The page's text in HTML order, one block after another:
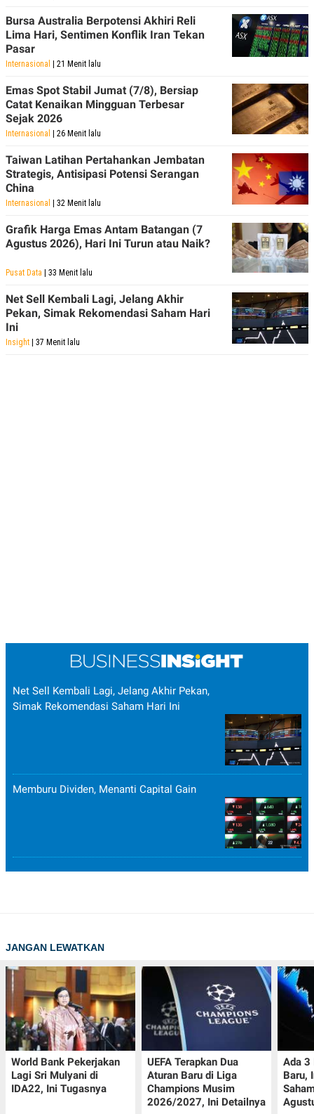
Bursa Australia Berpotensi Akhiri Reli
Lima Hari, Sentimen Konflik Iran Tekan
Pasar
Internasional | 21 Menit lalu
Emas Spot Stabil Jumat (7/8), Bersiap
Catat Kenaikan Mingguan Terbesar
Sejak 2026
Internasional | 26 Menit lalu
Taiwan Latihan Pertahankan Jembatan
Strategis, Antisipasi Potensi Serangan
China
Internasional | 32 Menit lalu
Grafik Harga Emas Antam Batangan (7
Agustus 2026), Hari Ini Turun atau Naik?
Pusat Data | 33 Menit lalu
Net Sell Kembali Lagi, Jelang Akhir
Pekan, Simak Rekomendasi Saham Hari
Ini
Insight | 37 Menit lalu
Net Sell Kembali Lagi, Jelang Akhir Pekan,
Simak Rekomendasi Saham Hari Ini
Memburu Dividen, Menanti Capital Gain
JANGAN LEWATKAN
World Bank Pekerjakan
Lagi Sri Mulyani di
IDA22, Ini Tugasnya
UEFA Terapkan Dua
Aturan Baru di Liga
Champions Musim
2026/2027, Ini Detailnya
Ada 3
Baru,